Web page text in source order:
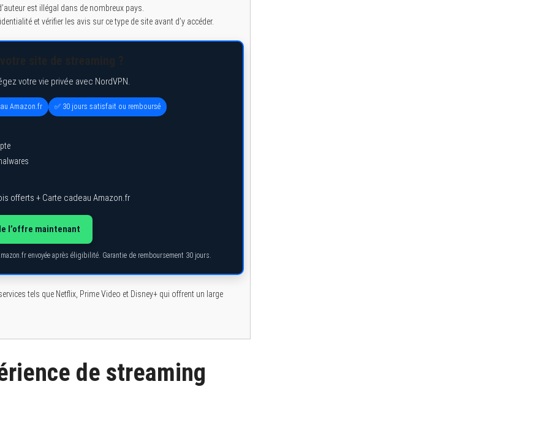
est illégal dans de nombreux pays.
et vérifier les avis sur ce type de site avant d’y accéder.
votre vie privée avec NordVPN.
Amazon.fr ✅ 30 jours satisfait ou remboursé
offerts + Carte cadeau Amazon.fr
l’offre maintenant
envoyée après éligibilité. Garantie de remboursement 30 jours.
tels que Netflix, Prime Video et Disney+ qui offrent un large
de streaming